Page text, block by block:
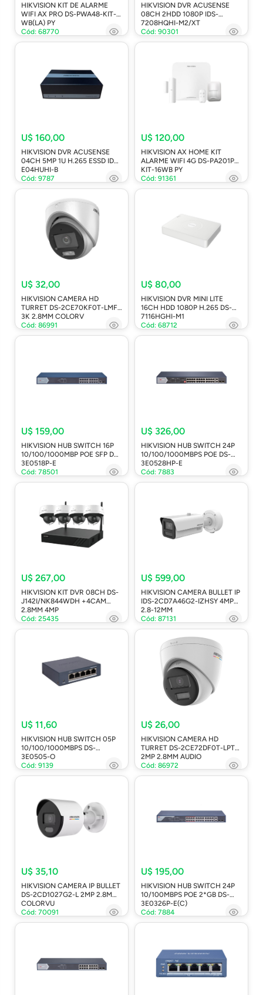
HIKVISION KIT DE ALARME
WIFI AX PRO DS-PWA48-KIT-
WB(LA) PY
Cód: 68770
HIKVISION DVR ACUSENSE
08CH 2HDD 1080P IDS-
7208HQHI-M2/XT
Cód: 90301
U$ 160,00
HIKVISION DVR ACUSENSE
04CH 5MP 1U H.265 ESSD IDS-
E04HUHI-B
Cód: 9787
U$ 120,00
HIKVISION AX HOME KIT
ALARME WIFI 4G DS-PA201PS-
KIT-16WB PY
Cód: 91361
U$ 32,00
HIKVISION CAMERA HD
TURRET DS-2CE70KF0T-LMFS
3K 2.8MM COLORV
Cód: 86991
U$ 80,00
HIKVISION DVR MINI LITE
16CH HDD 1080P H.265 DS-
7116HGHI-M1
Cód: 68712
U$ 159,00
HIKVISION HUB SWITCH 16P
10/100/1000MBP POE SFP DS-
3E0518P-E
Cód: 78501
U$ 326,00
HIKVISION HUB SWITCH 24P
10/100/1000MBPS POE DS-
3E0528HP-E
Cód: 7883
U$ 267,00
HIKVISION KIT DVR 08CH DS-
J142I/NK844WDH +4CAM
2.8MM 4MP
Cód: 25435
U$ 599,00
HIKVISION CAMERA BULLET IP
IDS-2CD7A46G2-IZHSY 4MP
2.8-12MM
Cód: 87131
U$ 11,60
HIKVISION HUB SWITCH 05P
10/100/1000MBPS DS-
3E0505-O
Cód: 9139
U$ 26,00
HIKVISION CAMERA HD
TURRET DS-2CE72DF0T-LPTS
2MP 2.8MM AUDIO
Cód: 86972
U$ 35,10
HIKVISION CAMERA IP BULLET
DS-2CD1027G2-L 2MP 2.8MM
COLORVU
Cód: 70091
U$ 195,00
HIKVISION HUB SWITCH 24P
10/100MBPS POE 2*GB DS-
3E0326P-E(C)
Cód: 7884